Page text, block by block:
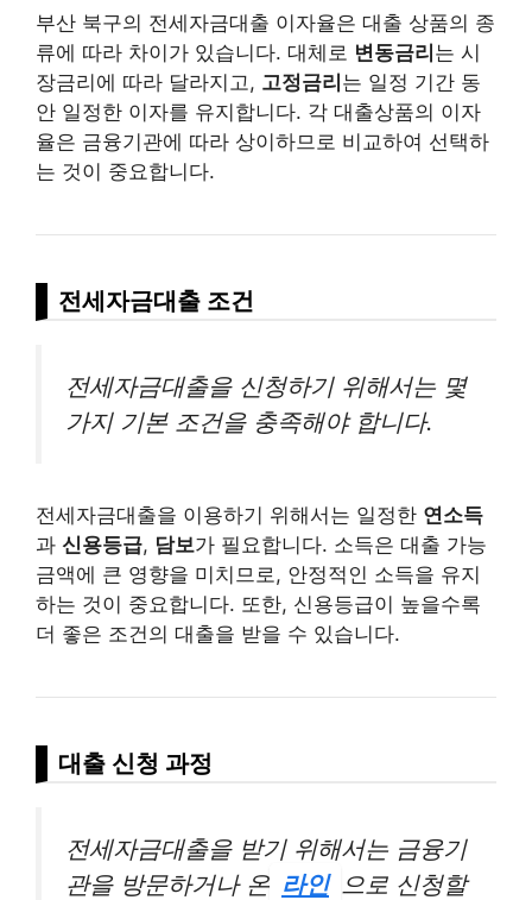
부산 북구의 전세자금대출 이자율은 대출 상품의 종
류에 따라 차이가 있습니다. 대체로 변동금리는 시
장금리에 따라 달라지고, 고정금리는 일정 기간 동
안 일정한 이자를 유지합니다. 각 대출상품의 이자
율은 금융기관에 따라 상이하므로 비교하여 선택하
는 것이 중요합니다.
전세자금대출 조건
전세자금대출을 신청하기 위해서는 몇
가지 기본 조건을 충족해야 합니다.
전세자금대출을 이용하기 위해서는 일정한 연소득
과 신용등급, 담보가 필요합니다. 소득은 대출 가능
금액에 큰 영향을 미치므로, 안정적인 소득을 유지
하는 것이 중요합니다. 또한, 신용등급이 높을수록
더 좋은 조건의 대출을 받을 수 있습니다.
대출 신청 과정
전세자금대출을 받기 위해서는 금융기
관을 방문하거나 온 라인 으로 신청할